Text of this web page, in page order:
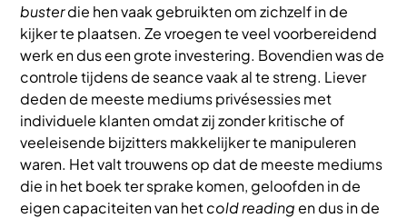
busterdie hen vaak gebruikten om zichzelf in de
kijker te plaatsen. Ze vroegen te veel voorbereidend
werk en dus een grote investering. Bovendien was de
controle tijdens de seance vaak al te streng. Liever
deden de meeste mediums privésessies met
individuele klanten omdat zij zonder kritische of
veeleisende bijzitters makkelijker te manipuleren
waren. Het valt trouwens op dat de meeste mediums
die in het boek ter sprake komen, geloofden in de
eigen capaciteiten van hetcold readingen dus in de